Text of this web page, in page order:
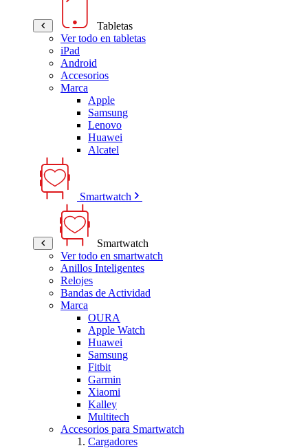
Tabletas
Ver todo en tabletas
iPad
Android
Accesorios
Marca
Apple
Samsung
Lenovo
Huawei
Alcatel
Smartwatch
Smartwatch
Ver todo en smartwatch
Anillos Inteligentes
Relojes
Bandas de Actividad
Marca
OURA
Apple Watch
Huawei
Samsung
Fitbit
Garmin
Xiaomi
Kalley
Multitech
Accesorios para Smartwatch
Cargadores